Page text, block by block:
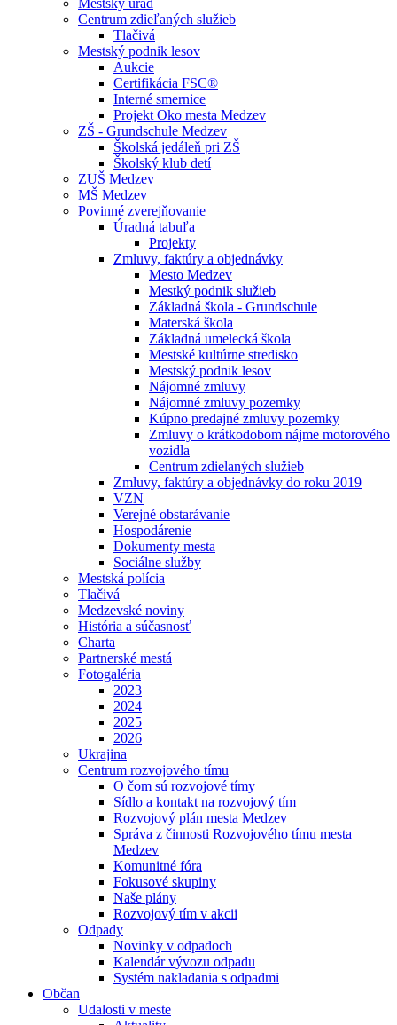
Mestský úrad
Centrum zdieľaných služieb
Tlačivá
Mestský podnik lesov
Aukcie
Certifikácia FSC®
Interné smernice
Projekt Oko mesta Medzev
ZŠ - Grundschule Medzev
Školská jedáleň pri ZŠ
Školský klub detí
ZUŠ Medzev
MŠ Medzev
Povinné zverejňovanie
Úradná tabuľa
Projekty
Zmluvy, faktúry a objednávky
Mesto Medzev
Mestký podnik služieb
Základná škola - Grundschule
Materská škola
Základná umelecká škola
Mestské kultúrne stredisko
Mestský podnik lesov
Nájomné zmluvy
Nájomné zmluvy pozemky
Kúpno predajné zmluvy pozemky
Zmluvy o krátkodobom nájme motorového
vozidla
Centrum zdielaných služieb
Zmluvy, faktúry a objednávky do roku 2019
VZN
Verejné obstarávanie
Hospodárenie
Dokumenty mesta
Sociálne služby
Mestská polícia
Tlačivá
Medzevské noviny
História a súčasnosť
Charta
Partnerské mestá
Fotogaléria
2023
2024
2025
2026
Ukrajina
Centrum rozvojového tímu
O čom sú rozvojové tímy
Sídlo a kontakt na rozvojový tím
Rozvojový plán mesta Medzev
Správa z činnosti Rozvojového tímu mesta
Medzev
Komunitné fóra
Fokusové skupiny
Naše plány
Rozvojový tím v akcii
Odpady
Novinky v odpadoch
Kalendár vývozu odpadu
Systém nakladania s odpadmi
Občan
Udalosti v meste